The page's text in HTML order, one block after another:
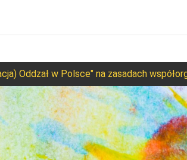
Oddzał w Polsce" na zasadach